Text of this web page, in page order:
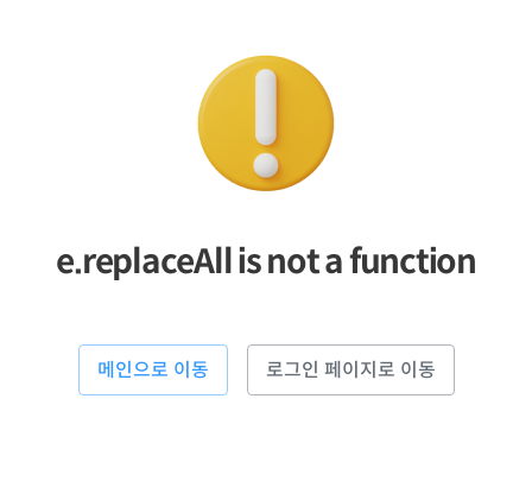
e.replaceAll is not a function
메인으로 이동 로그인 페이지로 이동